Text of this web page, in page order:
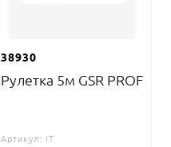
38930
Рулетка 5м GSR PROF
Артикул: IT